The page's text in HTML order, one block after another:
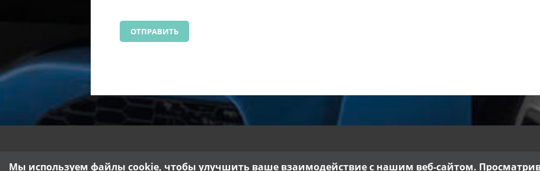
Мы используем файлы cookie, чтобы улучшить ваше взаимодействие с нашим веб-сайтом.